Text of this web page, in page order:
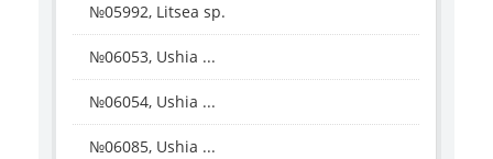
№05992, Litsea sp.
№06053, Ushia ...
№06054, Ushia ...
№06085, Ushia ...